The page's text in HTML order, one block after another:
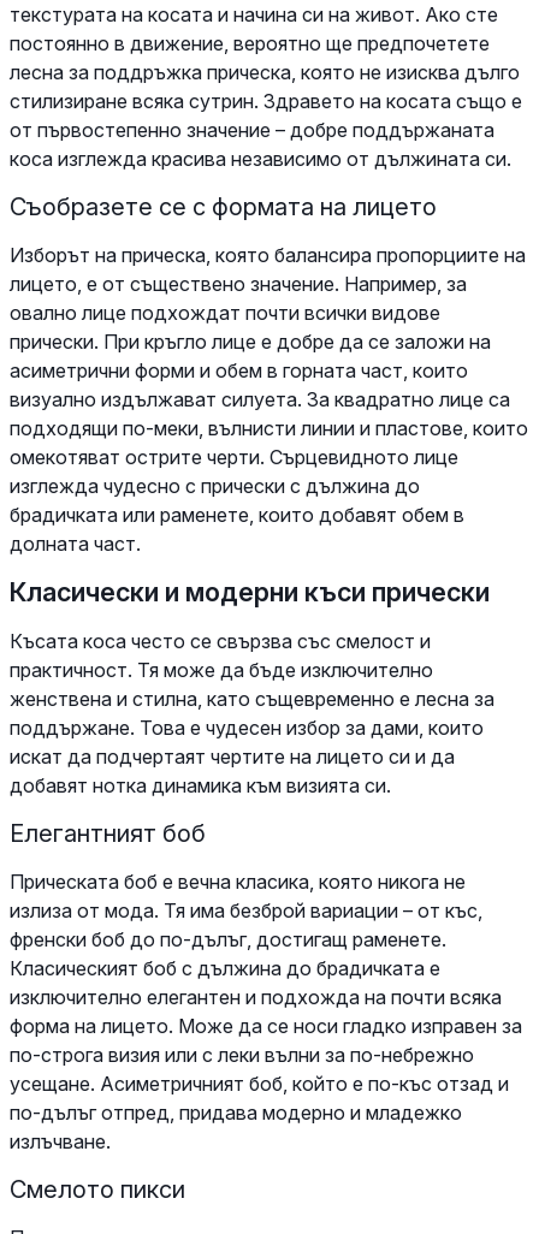
текстурата на косата и начина си на живот. Ако сте
постоянно в движение, вероятно ще предпочетете
лесна за поддръжка прическа, която не изисква дълго
стилизиране всяка сутрин. Здравето на косата също е
от първостепенно значение – добре поддържаната
коса изглежда красива независимо от дължината си.
Съобразете се с формата на лицето
Изборът на прическа, която балансира пропорциите на
лицето, е от съществено значение. Например, за
овално лице подхождат почти всички видове
прически. При кръгло лице е добре да се заложи на
асиметрични форми и обем в горната част, които
визуално издължават силуета. За квадратно лице са
подходящи по-меки, вълнисти линии и пластове, които
омекотяват острите черти. Сърцевидното лице
изглежда чудесно с прически с дължина до
брадичката или раменете, които добавят обем в
долната част.
Класически и модерни къси прически
Късата коса често се свързва със смелост и
практичност. Тя може да бъде изключително
женствена и стилна, като същевременно е лесна за
поддържане. Това е чудесен избор за дами, които
искат да подчертаят чертите на лицето си и да
добавят нотка динамика към визията си.
Елегантният боб
Прическата боб е вечна класика, която никога не
излиза от мода. Тя има безброй вариации – от къс,
френски боб до по-дълъг, достигащ раменете.
Класическият боб с дължина до брадичката е
изключително елегантен и подхожда на почти всяка
форма на лицето. Може да се носи гладко изправен за
по-строга визия или с леки вълни за по-небрежно
усещане. Асиметричният боб, който е по-къс отзад и
по-дълъг отпред, придава модерно и младежко
излъчване.
Смелото пикси